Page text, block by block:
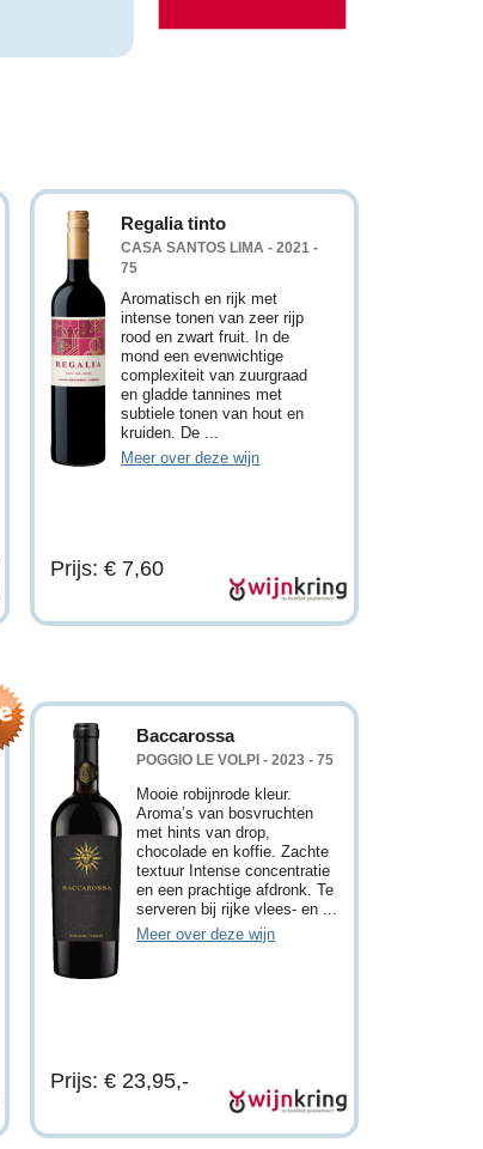
Regalia tinto
CASA SANTOS LIMA - 2021 -
75
Aromatisch en rijk met
intense tonen van zeer rijp
rood en zwart fruit. In de
mond een evenwichtige
complexiteit van zuurgraad
en gladde tannines met
subtiele tonen van hout en
kruiden. De ...
Meer over deze wijn
Prijs: € 7,60
Baccarossa
POGGIO LE VOLPI - 2023 - 75
Mooie robijnrode kleur.
Aroma’s van bosvruchten
met hints van drop,
chocolade en koffie. Zachte
textuur Intense concentratie
en een prachtige afdronk. Te
serveren bij rijke vlees- en ...
Meer over deze wijn
Prijs: € 23,95,-